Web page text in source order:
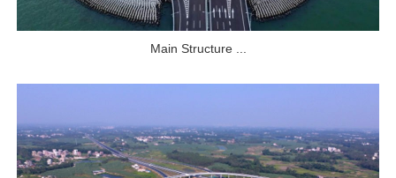
Main Structure ...